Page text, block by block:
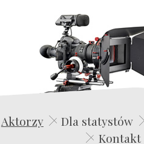
Aktorzy Dla statystów
Kontakt